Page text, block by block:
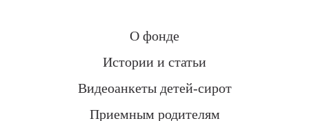
О фонде
Истории и статьи
Видеоанкеты детей-сирот
Приемным родителям